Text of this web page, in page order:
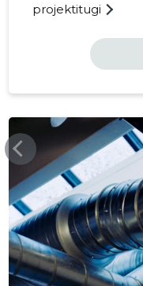
projektitugi
SYSTEMAIR.COM